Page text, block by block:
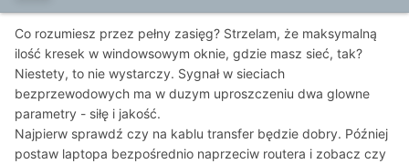
Co rozumiesz przez pełny zasięg? Strzelam, że maksymalną
ilość kresek w windowsowym oknie, gdzie masz sieć, tak?
Niestety, to nie wystarczy. Sygnał w sieciach
bezprzewodowych ma w duzym uproszczeniu dwa glowne
parametry - siłę i jakość.
Najpierw sprawdź czy na kablu transfer będzie dobry. Później
postaw laptopa bezpośrednio naprzeciw routera i zobacz czy